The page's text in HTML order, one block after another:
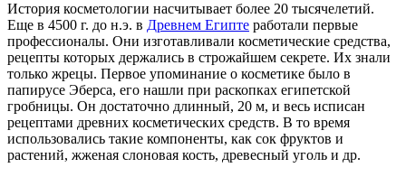
История косметологии насчитывает более 20 тысячелетий.
Еще в 4500 г. до н.э. в Древнем Египте работали первые
профессионалы. Они изготавливали косметические средства,
рецепты которых держались в строжайшем секрете. Их знали
только жрецы. Первое упоминание о косметике было в
папирусе Эберса, его нашли при раскопках египетской
гробницы. Он достаточно длинный, 20 м, и весь исписан
рецептами древних косметических средств. В то время
использовались такие компоненты, как сок фруктов и
растений, жженая слоновая кость, древесный уголь и др.